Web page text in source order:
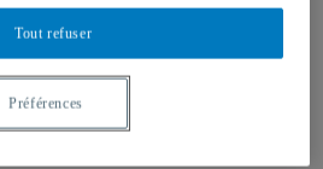
de Pékin
Tout refuser
Préférences